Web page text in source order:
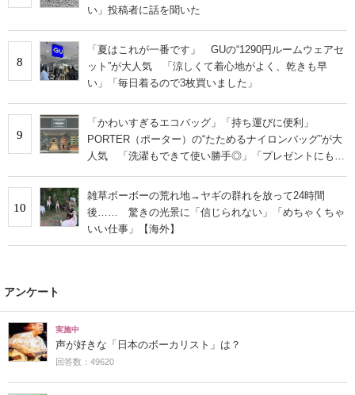
い」投稿者に話を聞いた
8
「夏はこれが一番です」 GUの“1290円ルームウェアセ
ット”が大人気 「涼しくて着心地がよく、乾きも早
い」「毎日着るので3枚買いました」
9
「かわいすぎるエコバッグ」「持ち運びに便利」
PORTER（ポーター）の“たためるナイロンバッグ”が大
人気 「洗濯もできて使い勝手◎」「プレゼントにもお
10
雑草ボーボーの荒れ地→ヤギの群れを放って24時間
後…… 驚きの光景に「信じられない」「めちゃくちゃ
いい仕事」【海外】
アンケート
実施中
声が好きな「日本のボーカリスト」は？
回答数：49620